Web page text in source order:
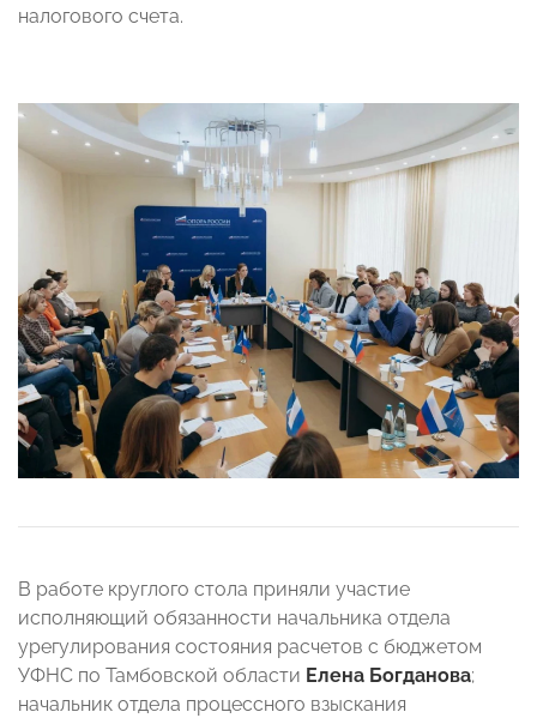
налогового счета.
В работе круглого стола приняли участие
исполняющий обязанности начальника отдела
урегулирования состояния расчетов с бюджетом
УФНС по Тамбовской области Елена Богданова;
начальник отдела процессного взыскания